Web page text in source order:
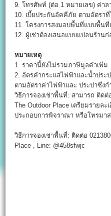
9. โทรศัพท์ (ต่อ 1 หมายเลข) ค่า
10. เบี้ยประกันอัคคีภัย ตามอัตราที่
11. โครงการสงมอบพื้นที่แบบพื้นที่
12. ผู้เช่าต้องเสนอแบบแปลนร้านก่
หมายเหตุ
1. ราคานี้ยังไม่รวมภาษีมูลคำเพิ่ม
2. อัตรคำกระแสไฟฟ้าและน้ำประ
ตามอัตราค่าไฟฟ้าและ ประปาซึ่ง
วิธีการจองเช่าพื้นที่: สามารถ ติด
The Outdoor Place เตรียมรายละ
ประกอบการพิจราณา หรือโทรมา
วิธีการจองเช่าพื้นที่: ติดต่อ
Place , Line: @458sfwjc